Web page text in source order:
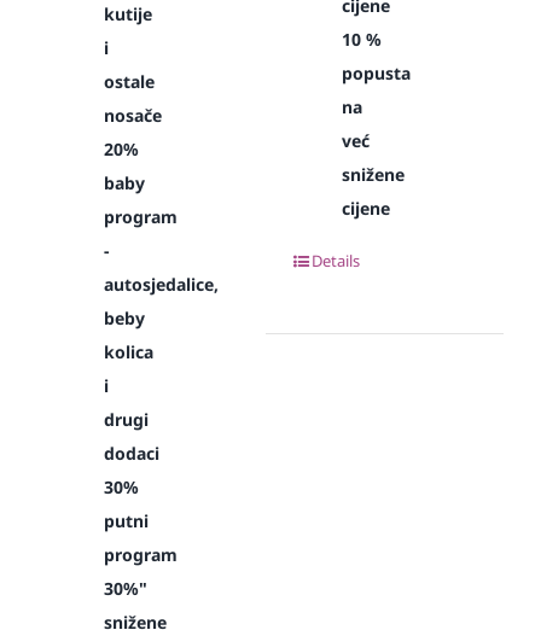
kutije
i
ostale
nosače
20%
baby
program
-
autosjedalice,
beby
kolica
i
drugi
dodaci
30%
putni
program
30%"
snižene
cijene
10 %
popusta
na
već
snižene
cijene
Details